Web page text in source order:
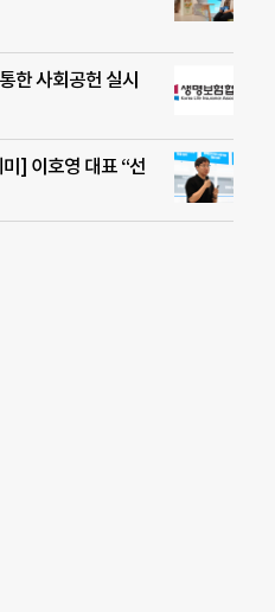
한 사회공헌 실시
] 이호영 대표 “선